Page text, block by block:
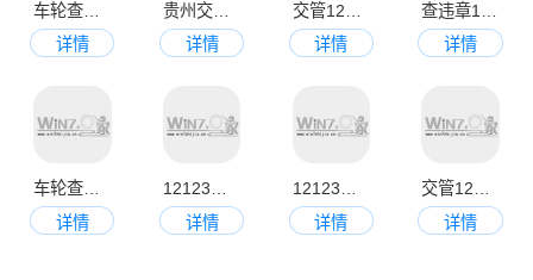
车轮查违章app
详情
贵州交警123123处理违章app
详情
详情
详情
车轮查违章app官方最新版
详情
12123交管最新官方版本
详情
12123交管官网版
详情
交管12123手机版
详情